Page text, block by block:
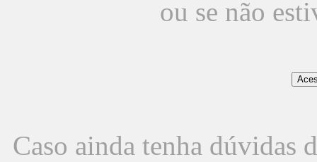
ou se não
Caso ainda tenha dúvidas